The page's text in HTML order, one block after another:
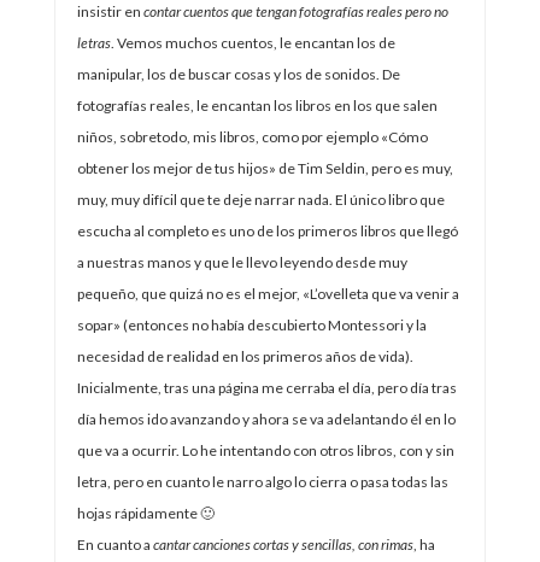
insistir en contar cuentos que tengan fotografías reales pero no
letras. Vemos muchos cuentos, le encantan los de
manipular, los de buscar cosas y los de sonidos. De
fotografías reales, le encantan los libros en los que salen
niños, sobretodo, mis libros, como por ejemplo «Cómo
obtener los mejor de tus hijos» de Tim Seldin, pero es muy,
muy, muy difícil que te deje narrar nada. El único libro que
escucha al completo es uno de los primeros libros que llegó
a nuestras manos y que le llevo leyendo desde muy
pequeño, que quizá no es el mejor, «L’ovelleta que va venir a
sopar» (entonces no había descubierto Montessori y la
necesidad de realidad en los primeros años de vida).
Inicialmente, tras una página me cerraba el día, pero día tras
día hemos ido avanzando y ahora se va adelantando él en lo
que va a ocurrir. Lo he intentando con otros libros, con y sin
letra, pero en cuanto le narro algo lo cierra o pasa todas las
hojas rápidamente 🙂
En cuanto a cantar canciones cortas y sencillas, con rimas, ha